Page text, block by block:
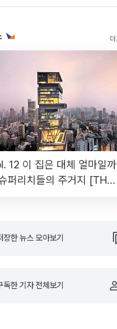
12 이 집은 대체 얼마일까
퍼리치들의 주거지 [THE
장한 뉴스 모아보기
독한 기자 전체보기